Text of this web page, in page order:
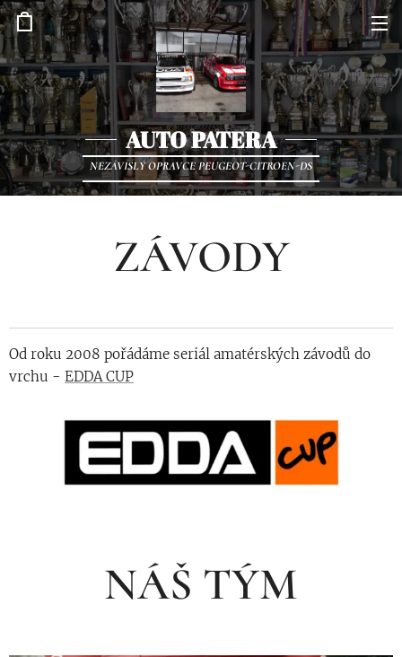
AUTO PATERA
NEZÁVISLÝ OPRAVCE PEUGEOT-CITROEN-DS
ZÁVODY
Od roku 2008 pořádáme seriál amatérských závodů do
vrchu - EDDA CUP
NÁŠ TÝM